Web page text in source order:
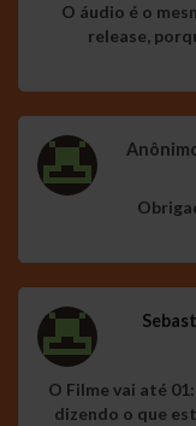
O áudio é o
release,
O Filme vai até
dizendo o que